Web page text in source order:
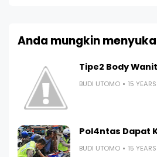
Anda mungkin
Tipe2 Body
BUDI UTOMO 15
Pol4ntas Dapat
BUDI UTOMO 15